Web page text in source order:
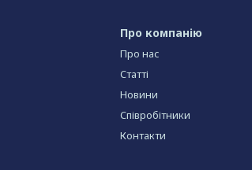
Про компанію
Про нас
Статті
Новини
Співробітники
Контакти